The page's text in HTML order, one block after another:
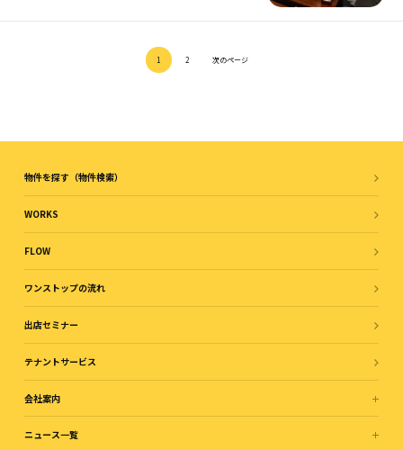
1 2 次のページ
物件を探す（物件検索）
WORKS
FLOW
ワンストップの流れ
出店セミナー
テナントサービス
会社案内
ニュース一覧